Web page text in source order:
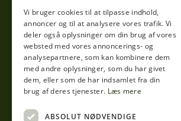
Tibberup Høkeren
Sct. Anna Gade 4A
3000 Helsingør
CVR: 15800038
Vi bruger cookies til at tilpasse indhold,
annoncer og til at analysere vores trafik. Vi
deler også oplysninger om din brug af vores
websted med vores annoncerings- og
analysepartnere, som kan kombinere dem
med andre oplysninger, som du har givet
dem, eller som de har indsamlet fra din
brug af deres tjenester. Læs mere
ABSOLUT NØDVENDIGE